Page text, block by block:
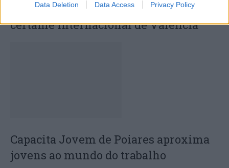
Data Deletion Data Access Privacy Policy
Sinfónica da ARMAB pelo 1º lugar no
certame internacional de Valência
Capacita Jovem de Poiares aproxima
jovens ao mundo do trabalho